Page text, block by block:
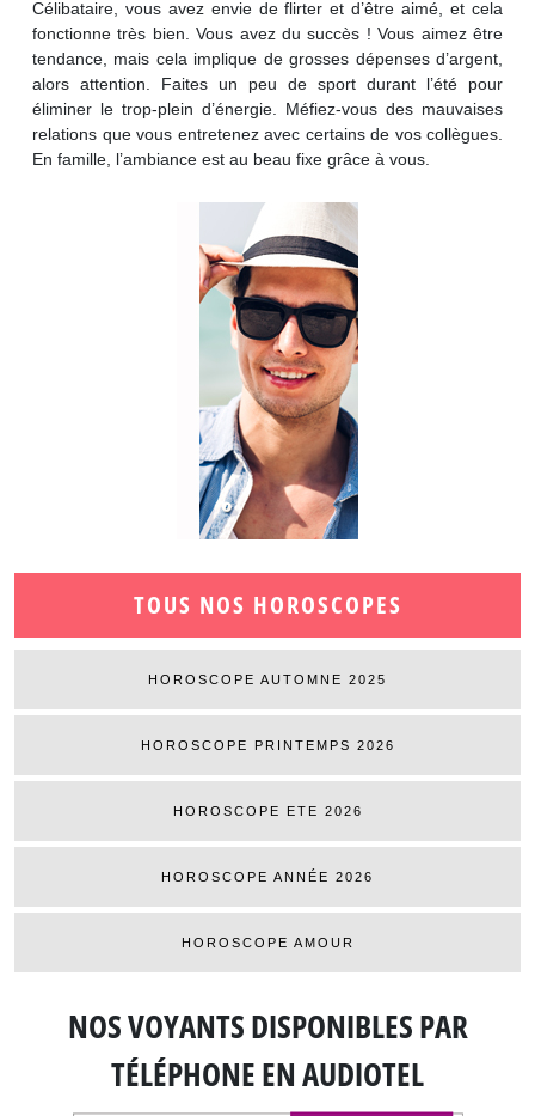
TOUS NOS HOROSCOPES
HOROSCOPE AUTOMNE 2025
HOROSCOPE PRINTEMPS 2026
HOROSCOPE ETE 2026
HOROSCOPE ANNÉE 2026
HOROSCOPE AMOUR
Célibataire, vous avez envie de flirter et d’être aimé, et cela
fonctionne très bien. Vous avez du succès ! Vous aimez être
tendance, mais cela implique de grosses dépenses d’argent,
alors attention. Faites un peu de sport durant l’été pour
éliminer le trop-plein d’énergie. Méfiez-vous des mauvaises
relations que vous entretenez avec certains de vos collègues.
En famille, l’ambiance est au beau fixe grâce à vous.
NOS VOYANTS DISPONIBLESPAR
TÉLÉPHONE EN AUDIOTEL